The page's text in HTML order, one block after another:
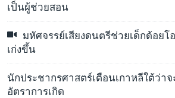
เป็นผู้ช่วยสอน
มหัศจรรย์เสียงดนตรีช่วยเด็กด้อยโ
เก่งขึ้น
นักประชากรศาสตร์เตือนเกาหลีใต้ว่า
อัตราการเกิด